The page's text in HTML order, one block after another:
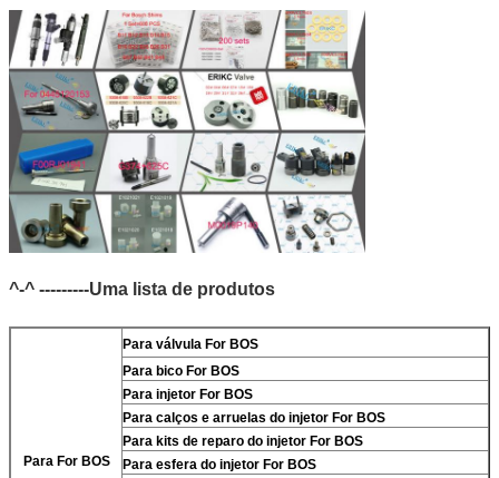
^-^ ---------Uma lista de produtos
Para For BOS
Para válvula For BOS
Para bico For BOS
Para injetor For BOS
Para calços e arruelas do injetor For BOS
Para kits de reparo do injetor For BOS
Para esfera do injetor For BOS